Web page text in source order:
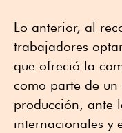
Lo anterior, al
trabajadores
que ofreció la
como parte de un
producción, ante
internacionales y